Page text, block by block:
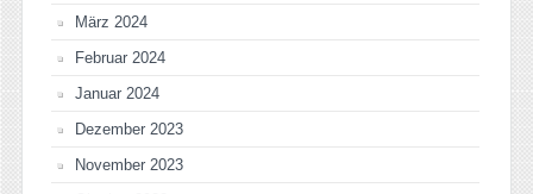
März 2024
Februar 2024
Januar 2024
Dezember 2023
November 2023